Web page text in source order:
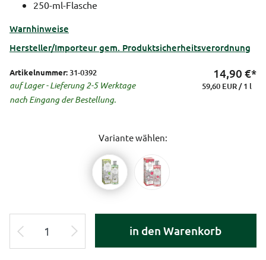
250-ml-Flasche
Warnhinweise
Hersteller/Importeur gem. Produktsicherheitsverordnung
Artikelnummer: 31-0392
auf Lager - Lieferung 2-5 Werktage
nach Eingang der Bestellung.
14,90 €*
59,60 EUR / 1 l
Variante wählen:
in den Warenkorb